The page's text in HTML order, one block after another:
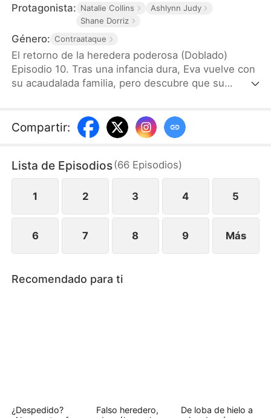
Protagonista: Natalie Collins
Ashlynn Judy
Shane Dorriz
Género: Contraataque
El retorno de la heredera poderosa (Doblado)
Episodio 10. Tras una infancia dura, Eva vuelve con
su acaudalada familia, pero descubre que su
resiliencia y su inteligencia, Eva tendrá que
desenvolverse en un hogar hostil, enfrentarse a los
hermano, y a una rival manipuladora. Eva siempre
lucha por el lugar que le corresponde, desde los
conflictos escolares hasta las guerras corporativas.
Compartir:
Lista de Episodios(66 Episodios)
1 2 3 4 5
6 7 8 9 Más
Recomendado para ti
¿Despedido?
Falso heredero,
De loba de hielo a